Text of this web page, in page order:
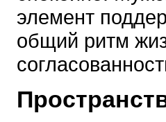
элемент
общий ритм